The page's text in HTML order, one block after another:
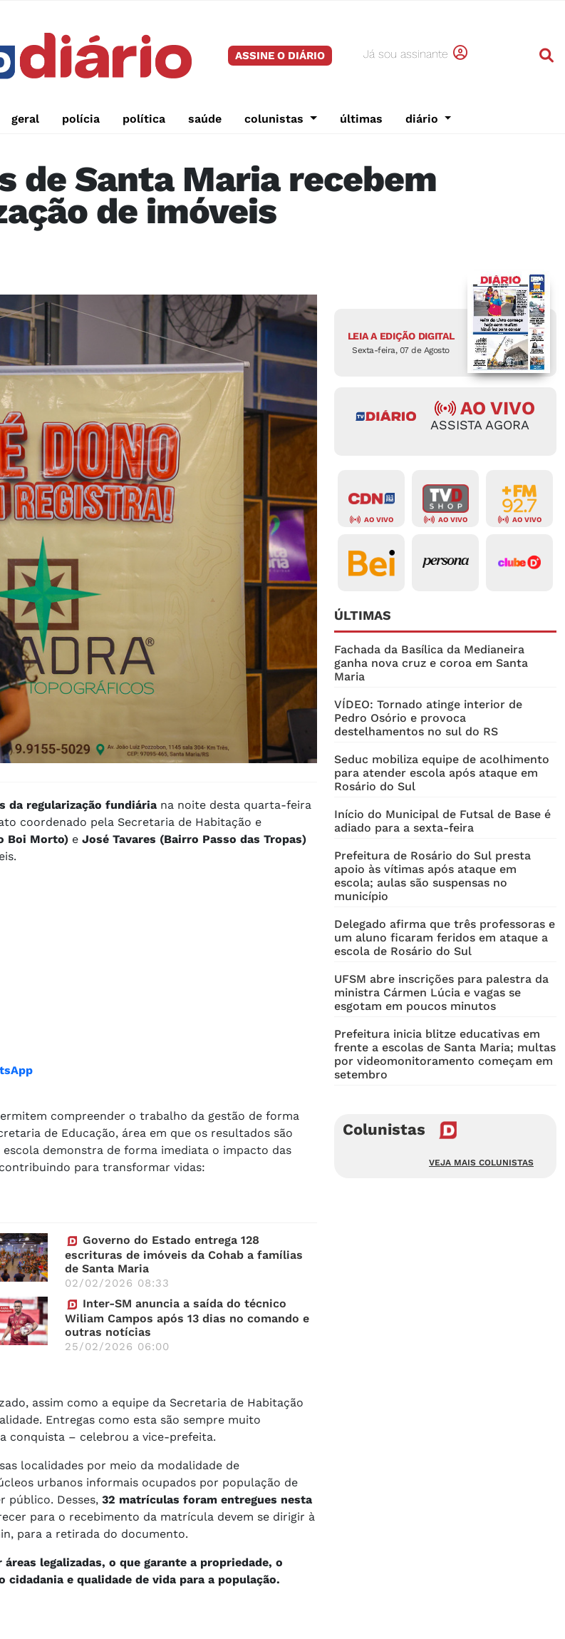
ASSINE O DIÁRIO Já sou assinante
geral polícia política saúde colunistas últimas diário
de Santa Maria recebem
de imóveis
da regularização fundiária na noite desta quarta-feira
coordenado pela Secretaria de Habitação e
Boi Morto) e José Tavares (Bairro Passo das Tropas)
compreender o trabalho da gestão de forma
de Educação, área em que os resultados são
demonstra de forma imediata o impacto das
para transformar vidas:
Governo do Estado entrega 128
escrituras de imóveis da Cohab a famílias
de Santa Maria
02/02/2026 08:33
Inter-SM anuncia a saída do técnico
Wiliam Campos após 13 dias no comando e
outras notícias
25/02/2026 06:00
assim como a equipe da Secretaria de Habitação
Entregas como esta são sempre muito
conquista – celebrou a vice-prefeita.
localidades por meio da modalidade de
urbanos informais ocupados por população de
público. Desses, 32 matrículas foram entregues nesta
para o recebimento da matrícula devem se dirigir à
para a retirada do documento.
legalizadas, o que garante a propriedade, o
e qualidade de vida para a população.
LEIA A EDIÇÃO DIGITAL
Sexta-feira, 07 de Agosto
AO VIVO
ASSISTA AGORA
AO VIVO AO VIVO AO VIVO
ÚLTIMAS
Fachada da Basílica da Medianeira
ganha nova cruz e coroa em Santa
Maria
VÍDEO: Tornado atinge interior de
Pedro Osório e provoca
destelhamentos no sul do RS
Seduc mobiliza equipe de acolhimento
para atender escola após ataque em
Rosário do Sul
Início do Municipal de Futsal de Base é
adiado para a sexta-feira
Prefeitura de Rosário do Sul presta
apoio às vítimas após ataque em
escola; aulas são suspensas no
município
Delegado afirma que três professoras e
um aluno ficaram feridos em ataque a
escola de Rosário do Sul
UFSM abre inscrições para palestra da
ministra Cármen Lúcia e vagas se
esgotam em poucos minutos
Prefeitura inicia blitze educativas em
frente a escolas de Santa Maria; multas
por videomonitoramento começam em
setembro
Colunistas
VEJA MAIS COLUNISTAS